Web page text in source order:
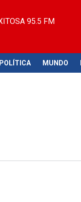
95.5 FM
POLÍTICA MUNDO